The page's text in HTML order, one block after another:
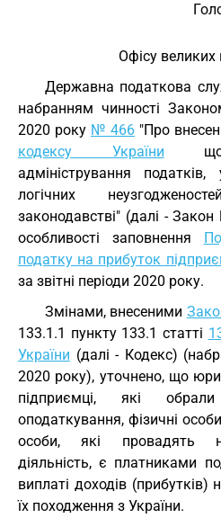
Офісу
Державна податкова
набранням чинності
2020 року № 466 "Про
кодексу України
адміністрування
логічних
законодавстві" (далі -
особливості заповнення
податку на прибуток
за звітні періоди 2020 року.
Змінами, внесеними
133.1.1 пункту 133.1 статті
України (далі - Кодекс)
2020 року), уточнено, що
підприємці, які
оподаткування, фізичні
особи, які провадять
діяльність, є платниками
виплаті доходів
їх походження з України.